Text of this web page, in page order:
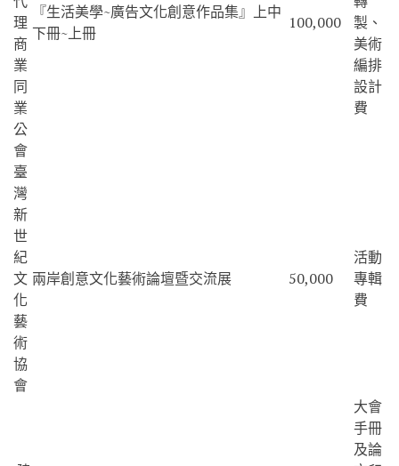
理
商
業
同
業
公
會
『生活美學~廣告文化創意作品集』上中
下冊~上冊
100,000
製、
美術
編排
設計
費
臺
灣
新
世
紀
文
化
藝
術
協
會
兩岸創意文化藝術論壇暨交流展 50,000
活動
專輯
費
大會
手冊
及論